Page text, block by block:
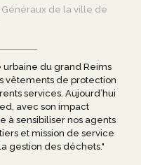
de la ville de
du grand Reims
vêtements de protection
services. Aujourd’hui
avec son impact
à sensibiliser nos agents
et mission de service
gestion des déchets."